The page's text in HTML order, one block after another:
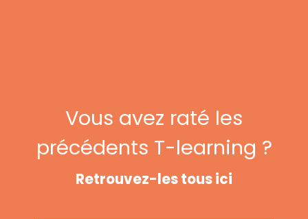
Vous avez raté les
précédents T-learning ?
Retrouvez-les tous ici